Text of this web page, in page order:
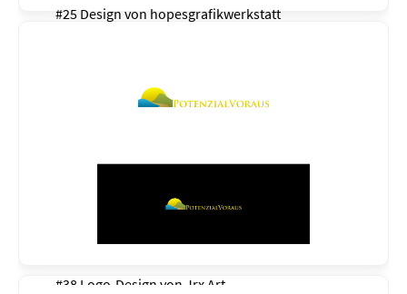
#25 Design von hopesgrafikwerkstatt
#38 Logo-Design von Jrx Art